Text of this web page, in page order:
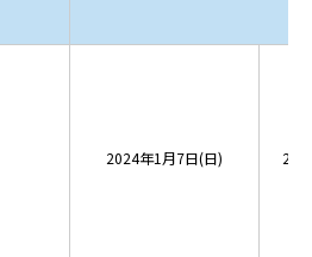
2024年1月7日(日)